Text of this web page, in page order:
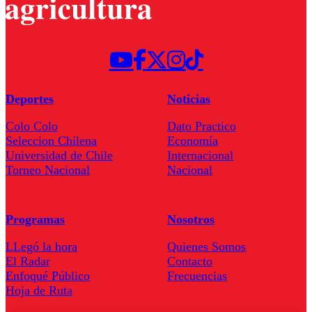
Deportes
Colo Colo
Seleccion Chilena
Universidad de Chile
Torneo Nacional
Noticias
Dato Practico
Economía
Internacional
Nacional
Programas
LLegó la hora
El Radar
Enfoqué Público
Hoja de Ruta
Nosotros
Quienes Somos
Contacto
Frecuencias